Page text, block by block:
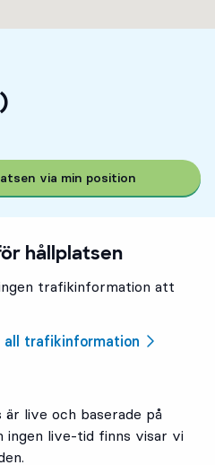
via min position
hållplatsen
trafikinformation att
trafikinformation
är live och baserade på
ingen live-tid finns visar vi